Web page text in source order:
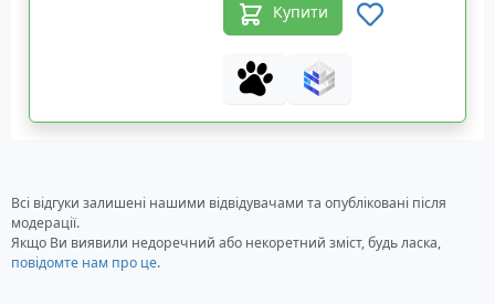
Купити
Всі відгуки залишені нашими відвідувачами та опубліковані після
модерації.
Якщо Ви виявили недоречний або некоретний зміст, будь ласка,
повідомте нам про це.